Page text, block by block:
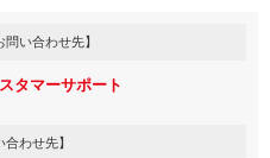
い合わせ先】
タマーサポート
わせ先】